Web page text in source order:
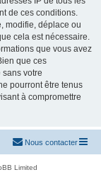
de ces conditions.
modifie, déplace ou
cela est nécessaire.
que vous avez
que ces
votre
pourront être tenus
à compromettre
Nous contacter
Limited